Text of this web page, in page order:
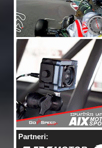
Partneri: